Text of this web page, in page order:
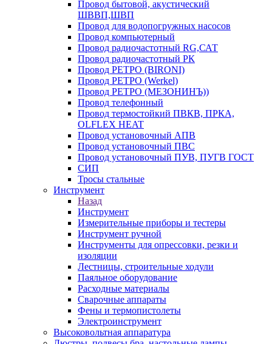
Провод бытовой, акустический
ШВВП,ШВП
Провод для водопогружных насосов
Провод компьютерный
Провод радиочастотный RG,САТ
Провод радиочастотный РК
Провод РЕТРО (BIRONI)
Провод РЕТРО (Werkel)
Провод РЕТРО (МЕЗОНИНЪ))
Провод телефонный
Провод термостойкий ПВКВ, ПРКА,
OLFLEX HEAT
Провод установочный АПВ
Провод установочный ПВС
Провод установочный ПУВ, ПУГВ ГОСТ
СИП
Тросы стальные
Инструмент
Назад
Инструмент
Измерительные приборы и тестеры
Инструмент ручной
Инструменты для опрессовки, резки и
изоляции
Лестницы, строительные ходули
Паяльное оборудование
Расходные материалы
Сварочные аппараты
Фены и термопистолеты
Электроинструмент
Высоковольтная аппаратура